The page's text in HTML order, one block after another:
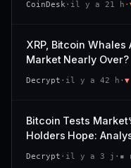
−0,1 %
−0,1 %
CONFIANCE
477 M$
+0,6 %
−94,7 %
CONFIANCE
CoinDesk · il y a 21 h ·
XRP, Bitcoin
Market Nearly Over?
Decrypt · il y a 42 h ·
Bitcoin Tests
Holders Hope:
Decrypt · il y a 3 j · ▪